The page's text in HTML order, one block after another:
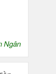
Ngân